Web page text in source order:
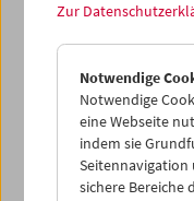
dem Wiener Ludwig
und zahlreichen
der visuellen
dabei die Frage, wie
an den
Bilder und
Anlässlich des
Zur
Notwendige
Notwendige
eine Webseite
indem sie
sichere Bereiche